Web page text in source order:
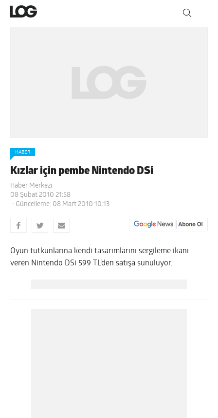
HABER
Kızlar için pembe Nintendo DSi
Haber Merkezi
08 Şubat 2010 21:58
- Güncelleme: 08 Mart 2010 10:13
Oyun tutkunlarına kendi tasarımlarını sergileme ikanı
veren Nintendo DSi 599 TL’den satışa sunuluyor.